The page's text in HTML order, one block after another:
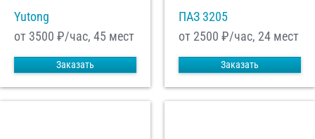
Yutong
от 3500 ₽/час, 45 мест
Заказать
ПАЗ 3205
от 2500 ₽/час, 24 мест
Заказать